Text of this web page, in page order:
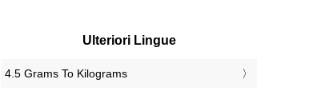
Ulteriori Lingue
‎4.5 Grams To Kilograms